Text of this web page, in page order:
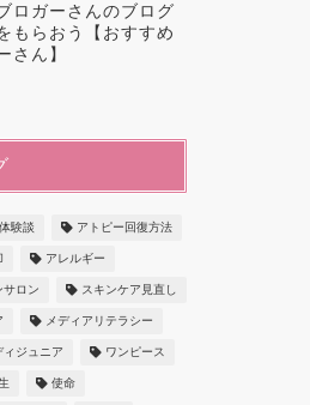
ロガーさんのブログ
もらおう【おすすめ
さん】
験談 アトピー回復方法
アレルギー
サロン スキンケア見直し
メディアリテラシー
ィジュニア ワンピース
使命